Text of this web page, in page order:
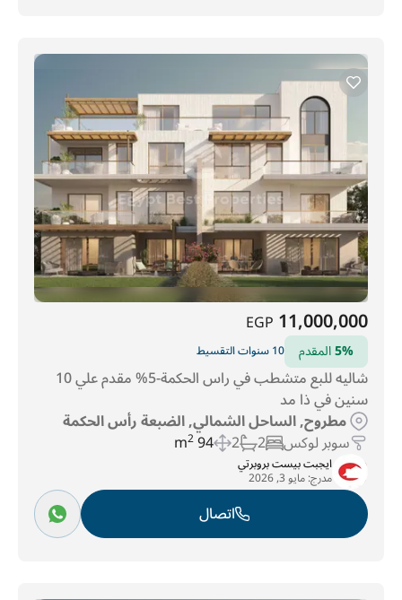
11,000,000
EGP
5%المقدم 10 سنوات التقسيط
شاليه للبع متشطب في راس الحكمة-5% مقدم علي 10
سنين في ذا مد
مطروح, الساحل الشمالي, الضبعة رأس الحكمة
سوبر لوكس 2
2
94 m
2
ايجبت بيست بروبرتي
مدرج:مايو 3, 2026
اتصال